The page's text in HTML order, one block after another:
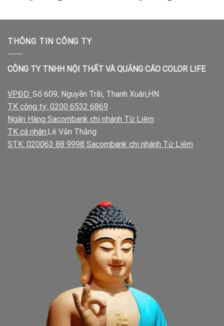
hiện
200.00₫.
hiện
150.00₫.
THÔNG TIN CÔNG TY
CÔNG TY TNHH NỘI THẤT VÀ QUẢNG CÁO COLOR LIFE
VPĐD: Số 609, Nguyễn Trãi, Thanh Xuân,HN
TK công ty: 0200 6532 6869
Ngân Hàng Sacombank chi nhánh Từ Liêm
TK cá nhân:Lê Văn Thắng
STK: 020063 88 9998 Sacombank chi nhánh Từ Liêm